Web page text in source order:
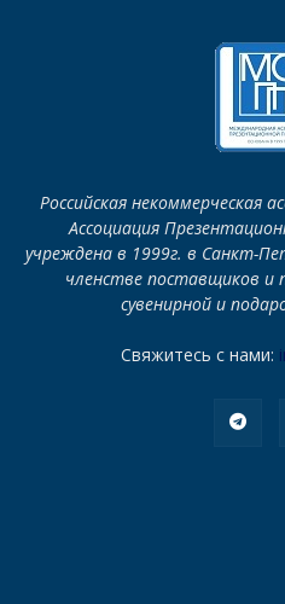
Российская некоммерческая
Ассоциация
учреждена в 1999г. в Санкт-
членстве поставщиков и
сувенирной и
Свяжитесь с нами: